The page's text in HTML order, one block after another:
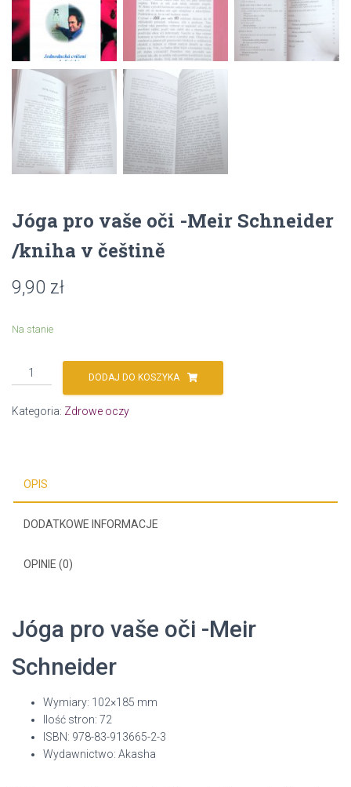
Jóga pro vaše oči -Meir Schneider
/kniha v češtině
9,90 zł
Na stanie
ilość
Jóga
pro
vaše
Schneider
/kniha
DODAJ DO KOSZYKA
Kategoria: Zdrowe oczy
OPIS
DODATKOWE INFORMACJE
OPINIE (0)
Jóga pro vaše oči -Meir
Schneider
Wymiary: 102×185 mm
Ilość stron: 72
ISBN: 978-83-913665-2-3
Wydawnictwo: Akasha